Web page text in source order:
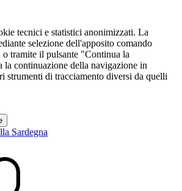
tecnici e statistici anonimizzati. La
selezione dell'apposito comando
tramite il pulsante "Continua la
la continuazione della navigazione in
strumenti di tracciamento diversi da quelli
Sardegna